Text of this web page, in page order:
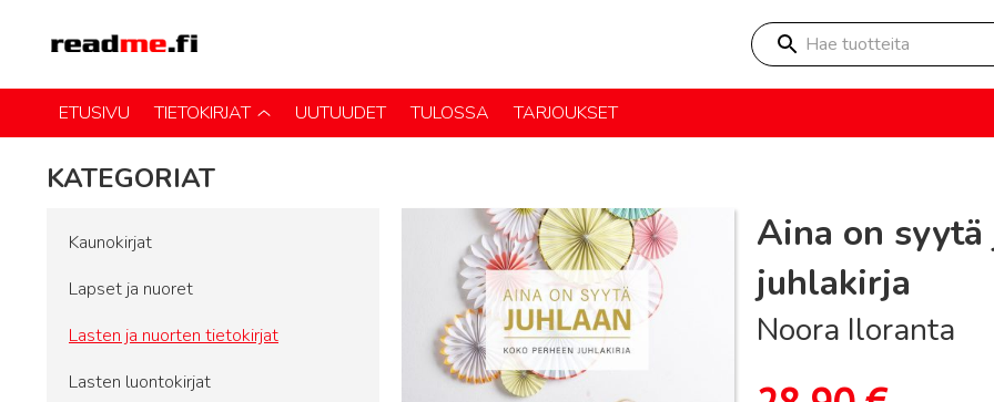
Hae tuotteita
ETUSIVU TIETOKIRJAT UUTUUDET TULOSSA TARJOUKSET
KATEGORIAT
Kaunokirjat
Lapset ja nuoret
Lasten ja nuorten tietokirjat
Lasten luontokirjat
Aina on
juhlakirja
Noora Iloranta